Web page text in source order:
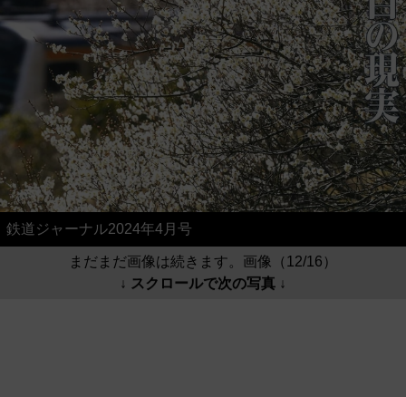
鉄道ジャーナル2024年4月号
まだまだ画像は続きます。画像（12/16）
↓ スクロールで次の写真 ↓